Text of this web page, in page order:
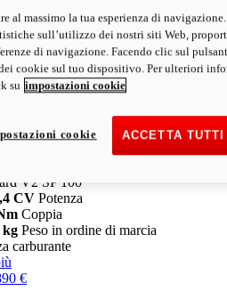
V2 SP
CVPotenza
Coppia
kgPeso in ordine di marcia
carburante
35 kW: 18.890 € i
scopri di più
V2 SP 100
CV Potenza
Coppia
kg Peso in ordine di marcia
carburante
€
al massimo la tua esperienza di
sull’utilizzo dei nostri siti Web,
di navigazione. Facendo clic sul
cookie sul tuo dispositivo. Per ulteriori
su impostazioni cookie
ACCETTA
cookie